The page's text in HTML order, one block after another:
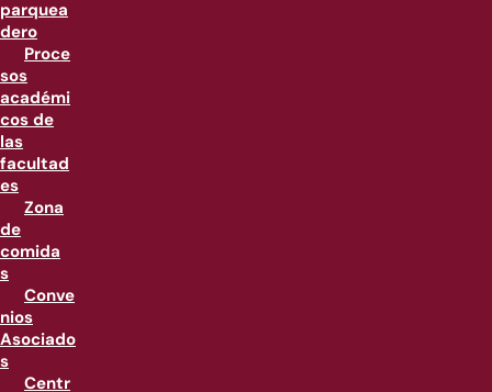
parquea
dero
Proce
sos
académi
cos de
las
facultad
es
Zona
de
comida
s
Conve
nios
Asociado
s
Centr